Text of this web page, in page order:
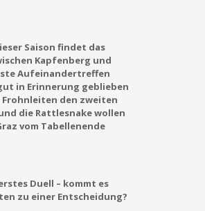
Saison findet das
Kapfenberg und
Aufeinandertreffen
in Erinnerung geblieben
den zweiten
die Rattlesnake wollen
vom Tabellenende
Duell – kommt es
zu einer Entscheidung?